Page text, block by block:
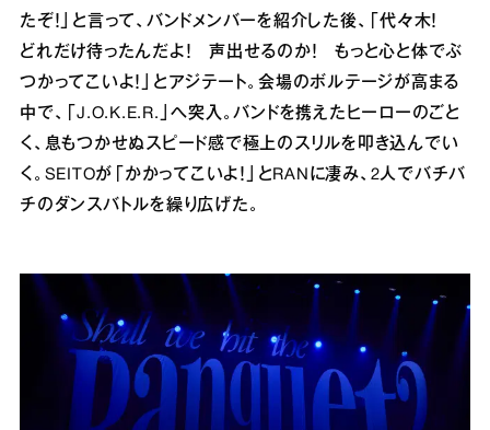
たぞ！」と言って、バンドメンバーを紹介した後、「代々木！
どれだけ待ったんだよ！ 声出せるのか！ もっと心と体でぶ
つかってこいよ！」とアジテート。会場のボルテージが高まる
中で、「J.O.K.E.R.」へ突入。バンドを携えたヒーローのごと
く、息もつかせぬスピード感で極上のスリルを叩き込んでい
く。SEITOが「かかってこいよ！」とRANに凄み、2人でバチバ
チのダンスバトルを繰り広げた。